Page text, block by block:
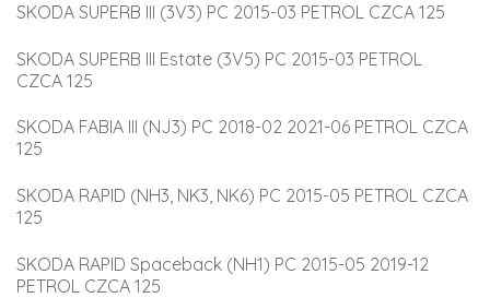
SKODA SUPERB III (3V3) PC 2015-03 PETROL CZCA 125
SKODA SUPERB III Estate (3V5) PC 2015-03 PETROL
CZCA 125
SKODA FABIA III (NJ3) PC 2018-02 2021-06 PETROL CZCA
125
SKODA RAPID (NH3, NK3, NK6) PC 2015-05 PETROL CZCA
125
SKODA RAPID Spaceback (NH1) PC 2015-05 2019-12
PETROL CZCA 125